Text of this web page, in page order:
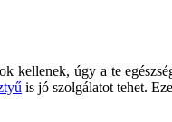
kellenek, úgy a te
is jó szolgálatot tehet.